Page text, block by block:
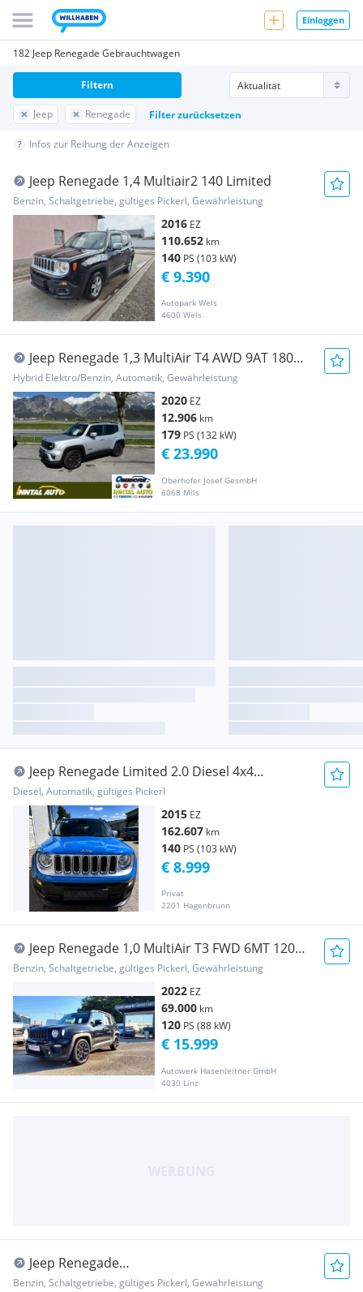
Einloggen
182 Jeep Renegade Gebrauchtwagen
Jeep Renegade Filter zurücksetzen
Filtern
Infos zur Reihung der Anzeigen
Jeep Renegade 1,4 Multiair2 140 Limited
Benzin, Schaltgetriebe, gültiges Pickerl, Gewährleistung
2016 EZ
110.652 km
140 PS (103 kW)
Autopark Wels
4600 Wels
€ 9.390
Jeep Renegade 1,3 MultiAir T4 AWD 9AT 180
PHEV
Hybrid Elektro/Benzin, Automatik, Gewährleistung
2020 EZ
12.906 km
179 PS (132 kW)
Oberhofer Josef GesmbH
6068 Mils
€ 23.990
Jeep Renegade Limited 2.0 Diesel 4x4
Automatik 140PS | Leder
Diesel, Automatik, gültiges Pickerl
2015 EZ
162.607 km
140 PS (103 kW)
Privat
2201 Hagenbrunn
€ 8.999
Jeep Renegade 1,0 MultiAir T3 FWD 6MT 120
Night Eagle
Benzin, Schaltgetriebe, gültiges Pickerl, Gewährleistung
2022 EZ
69.000 km
120 PS (88 kW)
Autowerk Hasenleitner GmbH
4030 Linz
€ 15.999
Jeep Renegade
*Lenkradheizung*Tempomat*Dachreling*
Benzin, Schaltgetriebe, gültiges Pickerl, Gewährleistung